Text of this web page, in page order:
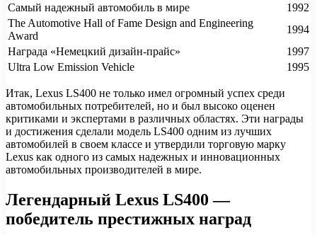
Самый надежный автомобиль в мире
1992
The Automotive Hall of Fame Design and Engineering
Award
1994
Награда «Немецкий дизайн-прайс»
1997
Ultra Low Emission Vehicle
1995
Итак, Lexus LS400 не только имел огромный успех среди
автомобильных потребителей, но и был высоко оценен
критиками и экспертами в различных областях. Эти награды
и достижения сделали модель LS400 одним из лучших
автомобилей в своем классе и утвердили торговую марку
Lexus как одного из самых надежных и инновационных
автомобильных производителей в мире.
Легендарный Lexus LS400 —
победитель престижных наград